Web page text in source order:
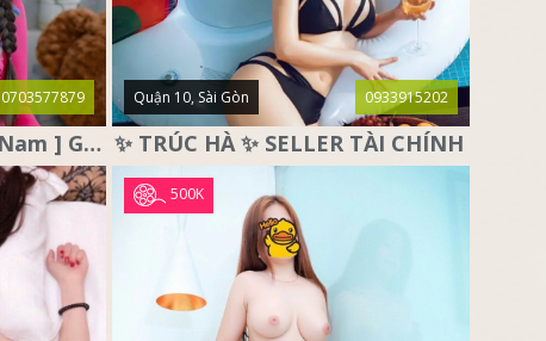
0703577879
♥️ THỎ TRẮNG ♥️ [ Miền Nam ] Gái Gọi Quận 10, Sài Gòn
Quận 10, Sài Gòn 0933915202
✨ TRÚC HÀ ✨ SELLER TÀI CHÍNH
500K